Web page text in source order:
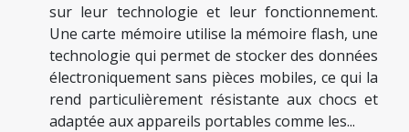
sur leur technologie et leur fonctionnement.
Une carte mémoire utilise la mémoire flash, une
technologie qui permet de stocker des données
électroniquement sans pièces mobiles, ce qui la
rend particulièrement résistante aux chocs et
adaptée aux appareils portables comme les...